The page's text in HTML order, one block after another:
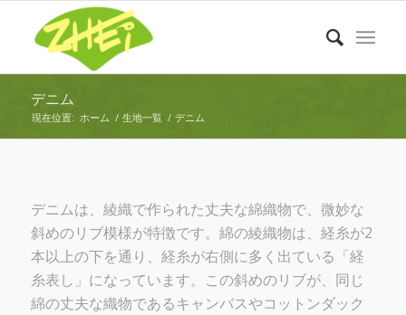
デニム
現在位置: ホーム / 生地一覧 / デニム
デニムは、綾織で作られた丈夫な綿織物で、微妙な
斜めのリブ模様が特徴です。綿の綾織物は、経糸が2
本以上の下を通り、経糸が右側に多く出ている「経
糸表し」になっています。この斜めのリブが、同じ
綿の丈夫な織物であるキャンバスやコットンダック